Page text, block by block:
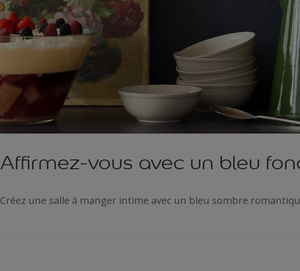
Affirmez-vous avec un bleu
Créez une salle à manger intime avec un bleu sombre